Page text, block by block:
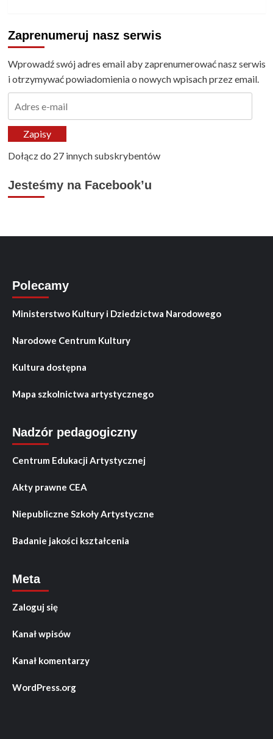
Zaprenumeruj nasz serwis
Wprowadź swój adres email aby zaprenumerować nasz serwis
i otrzymywać powiadomienia o nowych wpisach przez email.
mailZapisy
Dołącz do 27 innych subskrybentów
Jesteśmy na Facebook’u
Polecamy
Ministerstwo Kultury i Dziedzictwa Narodowego
Narodowe Centrum Kultury
Kultura dostępna
Mapa szkolnictwa artystycznego
Nadzór pedagogiczny
Centrum Edukacji Artystycznej
Akty prawne CEA
Niepubliczne Szkoły Artystyczne
Badanie jakości kształcenia
Meta
Zaloguj się
Kanał wpisów
Kanał komentarzy
WordPress.org